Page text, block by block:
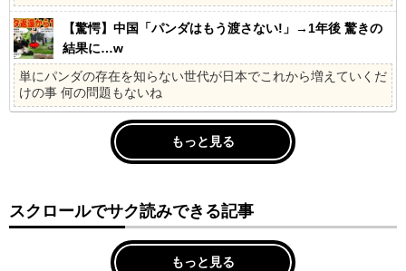
【驚愕】中国「パンダはもう渡さない!」→1年後 驚きの
結果に…w
単にパンダの存在を知らない世代が日本でこれから増えていくだ
けの事 何の問題もないね
もっと見る
スクロールでサク読みできる記事
もっと見る